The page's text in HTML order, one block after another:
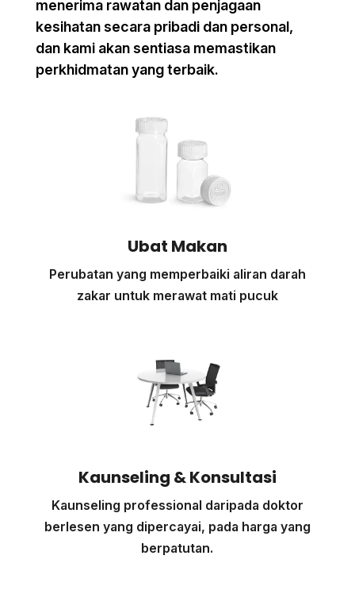
menerima rawatan dan penjagaan
kesihatan secara pribadi dan personal,
dan kami akan sentiasa memastikan
perkhidmatan yang terbaik.
Ubat Makan
Perubatan yang memperbaiki aliran darah
zakar untuk merawat mati pucuk
Kaunseling & Konsultasi
Kaunseling professional daripada doktor
berlesen yang dipercayai, pada harga yang
berpatutan.